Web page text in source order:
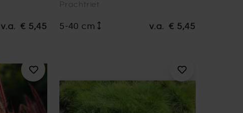
v.a. € 5,45
Prachtriet
5-40 cm v.a. € 5,45